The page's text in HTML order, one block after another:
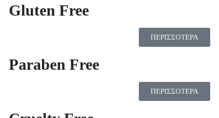
Gluten Free
ΠΕΡΙΣΣΟΤΕΡΑ
Paraben Free
ΠΕΡΙΣΣΟΤΕΡΑ